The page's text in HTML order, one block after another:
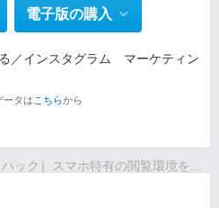
電子版の購入
／インスタグラム マーケティン
ータは こちらから
ク］スマホ特有の閲覧環境を考慮した改...